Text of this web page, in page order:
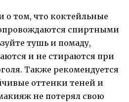
о том, что коктейльные
спиртными
тушь и помаду,
и не стираются при
Также рекомендуется
оттенки теней и
не потерял свою